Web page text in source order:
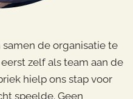
de organisatie te
zelf als team aan de
hielp ons stap voor
speelde. Geen